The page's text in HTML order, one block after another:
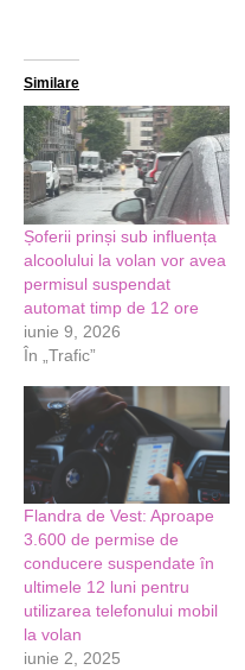
Similare
Șoferii prinși sub influența
alcoolului la volan vor avea
permisul suspendat
automat timp de 12 ore
iunie 9, 2026
În „Trafic”
Flandra de Vest: Aproape
3.600 de permise de
conducere suspendate în
ultimele 12 luni pentru
utilizarea telefonului mobil
la volan
iunie 2, 2025